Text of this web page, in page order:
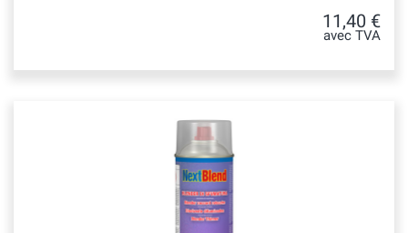
11,40 €
avec TVA